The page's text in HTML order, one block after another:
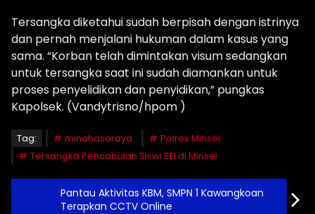
Tersangka diketahui sudah berpisah dengan istrinya
dan pernah menjalani hukuman dalam kasus yang
sama. “Korban telah dimintakan visum sedangkan
untuk tersangka saat ini sudah diamankan untuk
proses penyelidikan dan penyidikan,” pungkas
Kapolsek. (Vandytrisno/hpom )
Tag: minahasaraya
Polres Minsel
Tersangka Pencabulan Siswi SD di Minsel
Pantau Aktivitas KBM, SMPN 1 Kawangkoan
Terapkan CCTV Online